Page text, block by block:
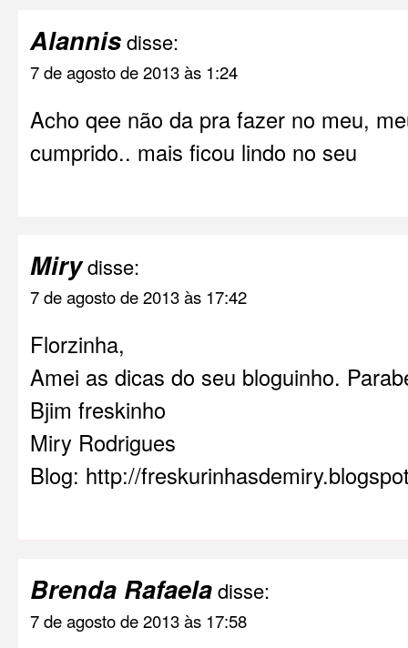
Alannisdisse:
7 de agosto de 2013 às 1:24
Acho qee não da pra fazer no meu,
cumprido.. mais ficou lindo no seu
Mirydisse:
7 de agosto de 2013 às 17:42
Florzinha,
Amei as dicas do seu bloguinho.
Bjim freskinho
Miry Rodrigues
Blog: http://
Brenda Rafaeladisse:
7 de agosto de 2013 às 17:58